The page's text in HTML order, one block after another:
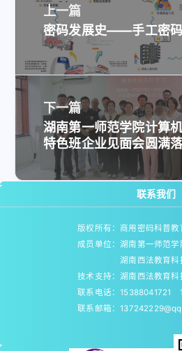
上一篇
密码发展史——手工密
下一篇
湖南第一师范学院计算
特色班企业见面会圆满
联系我们
版权所有：商用密码科普教
成员单位：湖南第一师范学
湖南西法教育科技
技术支持：湖南西法教育科
联系电话：15388041721
联系邮箱：